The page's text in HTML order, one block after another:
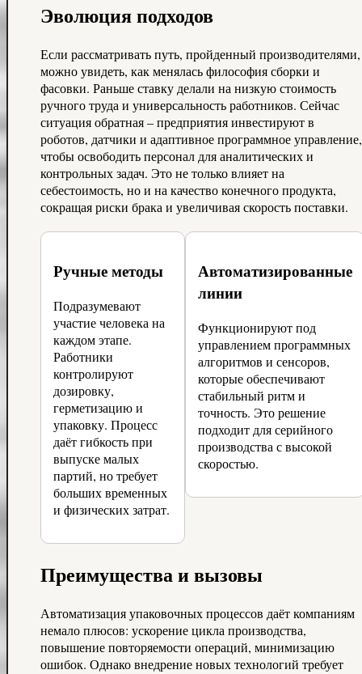
Эволюция подходов
Если рассматривать путь, пройденный производителями,
можно увидеть, как менялась философия сборки и
фасовки. Раньше ставку делали на низкую стоимость
ручного труда и универсальность работников. Сейчас
ситуация обратная – предприятия инвестируют в
роботов, датчики и адаптивное программное управление,
чтобы освободить персонал для аналитических и
контрольных задач. Это не только влияет на
себестоимость, но и на качество конечного продукта,
сокращая риски брака и увеличивая скорость поставки.
Ручные методы
Подразумевают
участие человека на
каждом этапе.
Работники
контролируют
дозировку,
герметизацию и
упаковку. Процесс
даёт гибкость при
выпуске малых
партий, но требует
больших временных
и физических затрат.
Автоматизированные
линии
Функционируют под
управлением программных
алгоритмов и сенсоров,
которые обеспечивают
стабильный ритм и
точность. Это решение
подходит для серийного
производства с высокой
скоростью.
Преимущества и вызовы
Автоматизация упаковочных процессов даёт компаниям
немало плюсов: ускорение цикла производства,
повышение повторяемости операций, минимизацию
ошибок. Однако внедрение новых технологий требует